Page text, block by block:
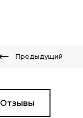
Предыдущий
Отзывы